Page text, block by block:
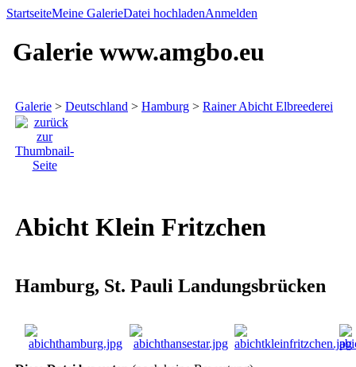
StartseiteMeine GalerieDatei hochladenAnmelden
Galerie www.amgbo.eu
Galerie > Deutschland > Hamburg > Rainer Abicht Elbreederei
Abicht Klein Fritzchen
Hamburg, St. Pauli Landungsbrücken